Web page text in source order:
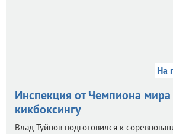
На
Инспекция от Чемпиона
кикбоксингу
Влад Туйнов подготовился к